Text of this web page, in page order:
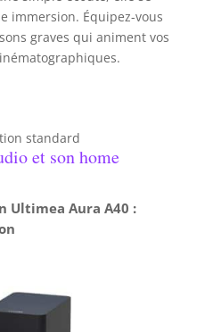
immersion. Équipez-vous
graves qui animent vos
et son home
Ultimea Aura A40 :